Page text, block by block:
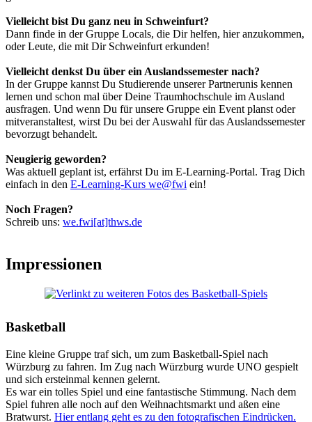
Vielleicht bist Du ganz neu in Schweinfurt?
Dann finde in der Gruppe Locals, die Dir helfen, hier anzukommen,
oder Leute, die mit Dir Schweinfurt erkunden!
Vielleicht denkst Du über ein Auslandssemester nach?
In der Gruppe kannst Du Studierende unserer Partnerunis kennen
lernen und schon mal über Deine Traumhochschule im Ausland
ausfragen. Und wenn Du für unsere Gruppe ein Event planst oder
mitveranstaltest, wirst Du bei der Auswahl für das Auslandssemester
bevorzugt behandelt.
Neugierig geworden?
Was aktuell geplant ist, erfährst Du im E-Learning-Portal. Trag Dich
einfach in den E-Learning-Kurs we@fwi ein!
Noch Fragen?
Schreib uns: we.fwi[at]thws.de
Impressionen
Basketball
Eine kleine Gruppe traf sich, um zum Basketball-Spiel nach
Würzburg zu fahren. Im Zug nach Würzburg wurde UNO gespielt
und sich ersteinmal kennen gelernt.
Es war ein tolles Spiel und eine fantastische Stimmung. Nach dem
Spiel fuhren alle noch auf den Weihnachtsmarkt und aßen eine
Bratwurst. Hier entlang geht es zu den fotografischen Eindrücken.